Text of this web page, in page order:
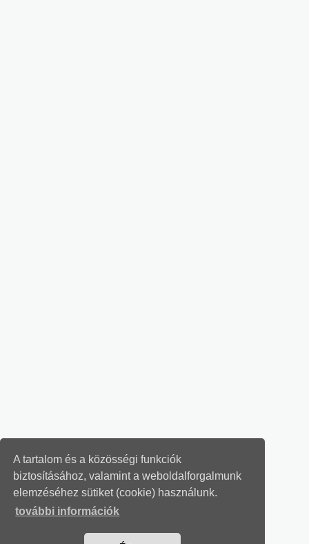
A tartalom és a közösségi funkciók
biztosításához, valamint a weboldalforgalmunk
elemzéséhez sütiket (cookie) használunk.
további információk